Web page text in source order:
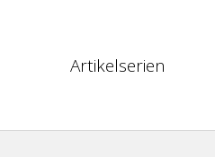
Artikelserien